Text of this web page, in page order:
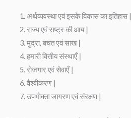
अर्थव्यवस्था एवं इसके विकास का इतिहास |
राज्य एवं राष्ट्र की आय |
मुद्रा, बचत एवं साख |
हमारी वित्तीय संस्थाएँ |
रोजगार एवं सेवाएँ |
वैश्वीकरण |
उपभोक्ता जागरण एवं संरक्षण |